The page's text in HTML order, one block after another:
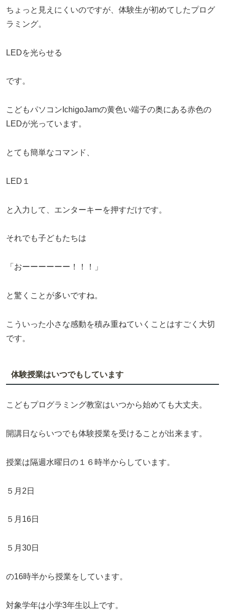
ちょっと見えにくいのですが、体験生が初めてしたプログ
ラミング。
LEDを光らせる
です。
こどもパソコンIchigoJamの黄色い端子の奥にある赤色の
LEDが光っています。
とても簡単なコマンド、
LED１
と入力して、エンターキーを押すだけです。
それでも子どもたちは
「おーーーーーー！！！」
と驚くことが多いですね。
こういった小さな感動を積み重ねていくことはすごく大切
です。
体験授業はいつでもしています
こどもプログラミング教室はいつから始めても大丈夫。
開講日ならいつでも体験授業を受けることが出来ます。
授業は隔週水曜日の１６時半からしています。
５月2日
５月16日
５月30日
の16時半から授業をしています。
対象学年は小学3年生以上です。